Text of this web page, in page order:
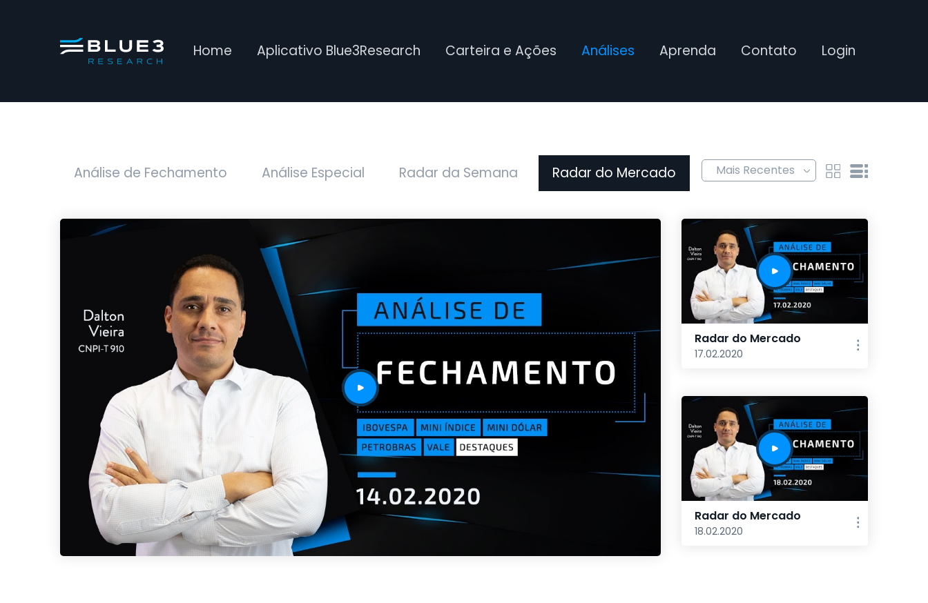
Home Aplicativo Blue3Research Carteira e Ações Análises Aprenda Contato Login
Análise de Fechamento Análise Especial Radar da Semana Radar do Mercado
Radar do Mercado
17.02.2020
Radar do Mercado
18.02.2020